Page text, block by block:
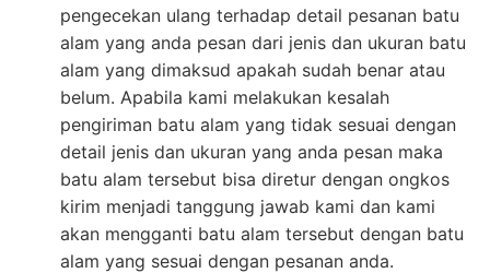
pengecekan ulang terhadap detail pesanan batu
alam yang anda pesan dari jenis dan ukuran batu
alam yang dimaksud apakah sudah benar atau
belum. Apabila kami melakukan kesalah
pengiriman batu alam yang tidak sesuai dengan
detail jenis dan ukuran yang anda pesan maka
batu alam tersebut bisa diretur dengan ongkos
kirim menjadi tanggung jawab kami dan kami
akan mengganti batu alam tersebut dengan batu
alam yang sesuai dengan pesanan anda.